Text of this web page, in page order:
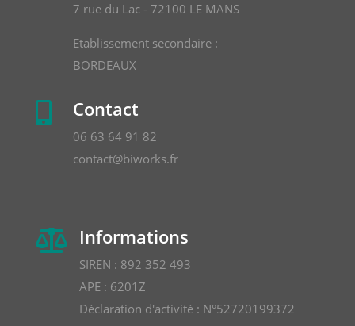
7 rue du Lac - 72100 LE MANS
Etablissement secondaire :
BORDEAUX
 Contact
06 63 64 91 82
contact@biworks.fr
 Informations
SIREN : 892 352 493
APE : 6201Z
Déclaration d'activité : N°52720199372